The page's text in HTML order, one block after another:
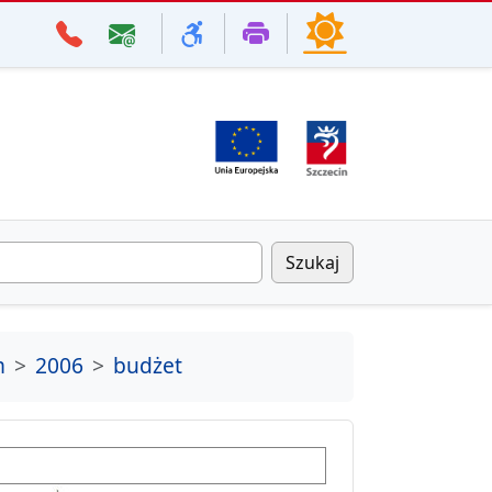
Szukaj
2006 budżet